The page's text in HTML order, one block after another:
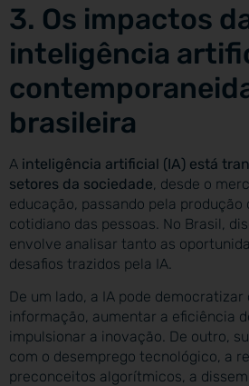
3. Os impactos
inteligência
brasileira
A inteligência artificial (IA) está
setores da sociedade , desde o
educação, passando pela
cotidiano das pessoas. No Brasil,
envolve analisar tanto as
desafios trazidos pela IA.
De um lado, a IA pode democratizar
informação, aumentar a eficiência
impulsionar a inovação. De outro,
com o desemprego tecnológico, a
preconceitos algorítmicos, a